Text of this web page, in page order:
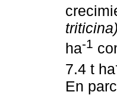
ha-1
7.4 t ha
En